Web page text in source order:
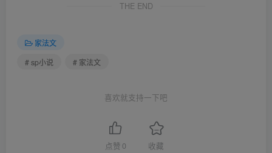
并快乐着在2013-08-24 22:36重新编辑 ]
THE END
家法文
# sp小说
# 家法文
喜欢就支持一下吧
点赞 0 收藏